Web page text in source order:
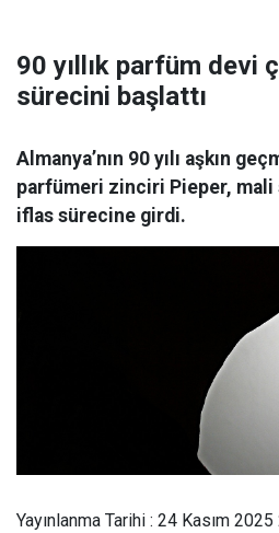
90 yıllık parfüm devi
sürecini başlattı
Almanya’nın 90 yılı aşkın
parfümeri zinciri Pieper, mali
iflas sürecine girdi.
Yayınlanma Tarihi : 24 Kasım